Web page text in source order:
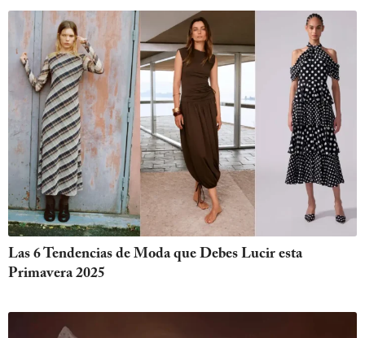
Las 6 Tendencias de Moda que Debes Lucir esta
Primavera 2025